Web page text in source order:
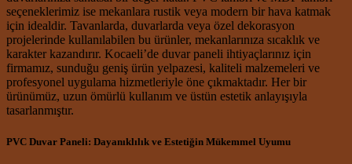
seçeneklerimiz ise mekanlara rustik veya modern bir hava katmak
için idealdir. Tavanlarda, duvarlarda veya özel dekorasyon
projelerinde kullanılabilen bu ürünler, mekanlarınıza sıcaklık ve
karakter kazandırır. Kocaeli’de duvar paneli ihtiyaçlarınız için
firmamız, sunduğu geniş ürün yelpazesi, kaliteli malzemeleri ve
profesyonel uygulama hizmetleriyle öne çıkmaktadır. Her bir
ürünümüz, uzun ömürlü kullanım ve üstün estetik anlayışıyla
tasarlanmıştır.
PVC Duvar Paneli: Dayanıklılık ve Estetiğin Mükemmel Uyumu